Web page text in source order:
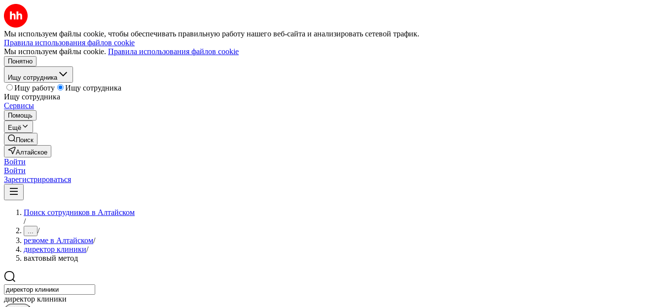
Мы используем файлы cookie, чтобы обеспечивать правильную работу нашего веб-сайта и анализировать сетевой трафик.
Правила использования файлов cookie
Мы используем файлы cookie. Правила использования файлов cookie
Понятно
Ищу сотрудника
Ищу работу
Ищу сотрудника
Ищу сотрудника
Сервисы
Помощь
Ещё
Поиск
Алтайское
Войти
Войти
Зарегистрироваться
Поиск сотрудников в Алтайском
/
... /
резюме в Алтайском/
директор клиники/
вахтовый метод
директор клиники